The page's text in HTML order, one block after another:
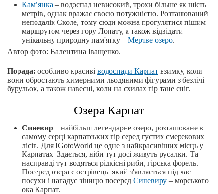
Кам’янка – водоспад невисокий, трохи більше як шість
метрів, однак вражає своєю потужністю. Розташований
неподалік Сколе, тому сюди можна прогулятися пішим
маршрутом через гору Лопату, а також відвідати
унікальну природну пам'ятку – Мертве озеро.
Автор фото: Валентина Іващенко.
Порада: особливо красиві водоспади Карпат взимку, коли
вони обростають химерними льодяними фігурами з безлічі
бурульок, а також навесні, коли на схилах гір тане сніг.
Озера Карпат
Синевир – найбільш легендарне озеро, розташоване в
самому серці карпатських гір серед густих смерекових
лісів. Для IGotoWorld це одне з найкрасивіших місць у
Карпатах. Здається, ніби тут досі живуть русалки. Та
насправді тут водяться рідкісні риби, гірська форель.
Посеред озера є острівець, який з'являється під час
посухи і нагадує зіницю посеред Синевиру – морського
ока Карпат.